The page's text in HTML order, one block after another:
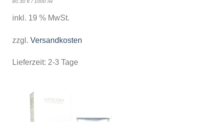
80,30 €/ 1000 ml
inkl. 19 % MwSt.
zzgl. Versandkosten
Lieferzeit: 2-3 Tage